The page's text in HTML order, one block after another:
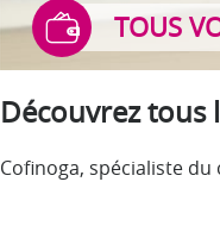
TOUS
Découvrez tous
Cofinoga, spécialiste